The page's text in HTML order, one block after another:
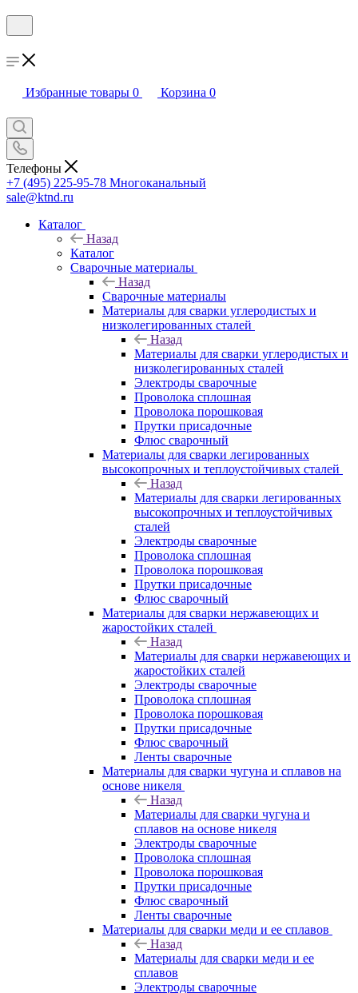
Избранные товары 0 Корзина 0
Телефоны
+7 (495) 225-95-78 Многоканальный
sale@ktnd.ru
Каталог
Назад
Каталог
Сварочные материалы
Назад
Сварочные материалы
Материалы для сварки углеродистых и
низколегированных сталей
Назад
Материалы для сварки углеродистых и
низколегированных сталей
Электроды сварочные
Проволока сплошная
Проволока порошковая
Прутки присадочные
Флюс сварочный
Материалы для сварки легированных
высокопрочных и теплоустойчивых сталей
Назад
Материалы для сварки легированных
высокопрочных и теплоустойчивых
сталей
Электроды сварочные
Проволока сплошная
Проволока порошковая
Прутки присадочные
Флюс сварочный
Материалы для сварки нержавеющих и
жаростойких сталей
Назад
Материалы для сварки нержавеющих и
жаростойких сталей
Электроды сварочные
Проволока сплошная
Проволока порошковая
Прутки присадочные
Флюс сварочный
Ленты сварочные
Материалы для сварки чугуна и сплавов на
основе никеля
Назад
Материалы для сварки чугуна и
сплавов на основе никеля
Электроды сварочные
Проволока сплошная
Проволока порошковая
Прутки присадочные
Флюс сварочный
Ленты сварочные
Материалы для сварки меди и ее сплавов
Назад
Материалы для сварки меди и ее
сплавов
Электроды сварочные